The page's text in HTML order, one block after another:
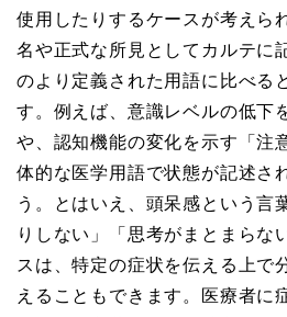
使用したりするケースが考えら
名や正式な所見としてカルテに
のより定義された用語に比べる
す。例えば、意識レベルの低下
や、認知機能の変化を示す「注
体的な医学用語で状態が記述さ
う。とはいえ、頭呆感という言
りしない」「思考がまとまらな
スは、特定の症状を伝える上で
えることもできます。医療者に